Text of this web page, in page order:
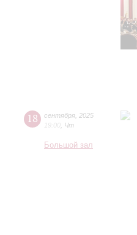
18 сентября 2025
19:00 Чт
Большой зал